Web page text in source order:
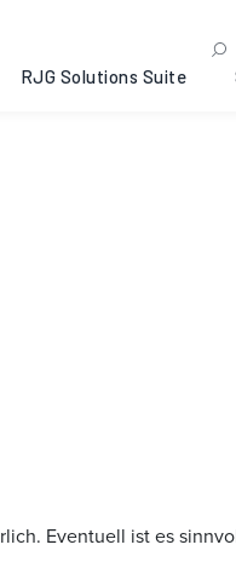
RJG Solutions Suite
Eventuell ist es